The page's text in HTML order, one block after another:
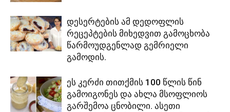
დესერტების ამ დედოფლის
რეცეპტების მიხედვით გამოცხობა
წარმოუდგენლად გემრიელი
გამოდის.
ეს კერძი თითქმის 100 წლის წინ
გამოიგონეს და ახლა მსოფლიოს
გარშემოა ცნობილი. ასეთი